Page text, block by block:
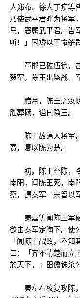
人郑布、徐人丁疾等
乃使武平君畔为将军
马，恶属武平君。告
听！」因矫以王命杀
章邯已破伍徐，击
贺军。陈王出监战，
腊月，陈王之汝阴
胜葬砀，谥曰隐王。
陈王故涓人将军吕
贾，复以陈为楚。
初，陈王至陈，令
南阳，闻陈王死，南
蔡，遇秦军，宋留以
秦嘉等闻陈王军破
欲击秦军定陶下。使
「闻陈王战败，不
曰：「齐不请楚而立
於天下。」田儋诛杀
秦左右校复攻陈，